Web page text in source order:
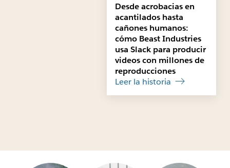
Desde acrobacias en
acantilados hasta
cañones humanos:
cómo Beast Industries
usa Slack para producir
videos con millones de
reproducciones
Leer la historia